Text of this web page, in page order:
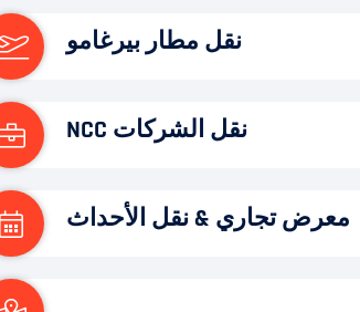
نقل مطار بيرغامو
نقل الشركات NCC
معرض تجاري & نقل الأحداث